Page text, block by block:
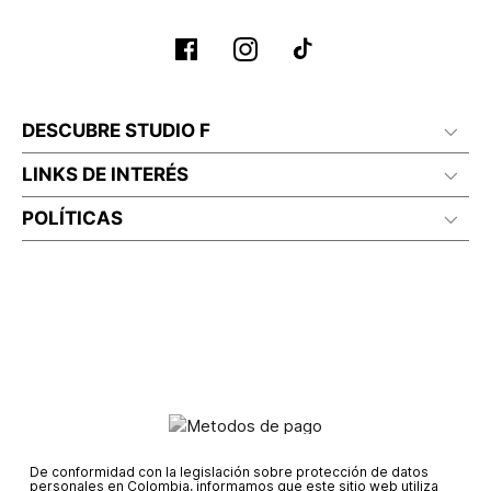
DESCUBRE STUDIO F
LINKS DE INTERÉS
POLÍTICAS
De conformidad con la legislación sobre protección de datos
personales en Colombia, informamos que este sitio web utiliza